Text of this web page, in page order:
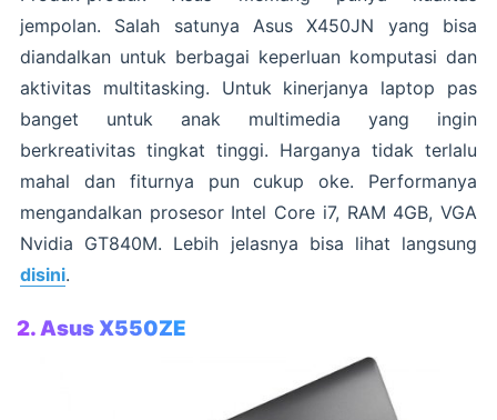
jempolan. Salah satunya Asus X450JN yang bisa
diandalkan untuk berbagai keperluan komputasi dan
aktivitas multitasking. Untuk kinerjanya laptop pas
banget untuk anak multimedia yang ingin
berkreativitas tingkat tinggi. Harganya tidak terlalu
mahal dan fiturnya pun cukup oke. Performanya
mengandalkan prosesor Intel Core i7, RAM 4GB, VGA
Nvidia GT840M. Lebih jelasnya bisa lihat langsung
disini.
2. Asus X550ZE